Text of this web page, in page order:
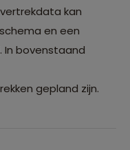
kan
en een
bovenstaand
gepland zijn.